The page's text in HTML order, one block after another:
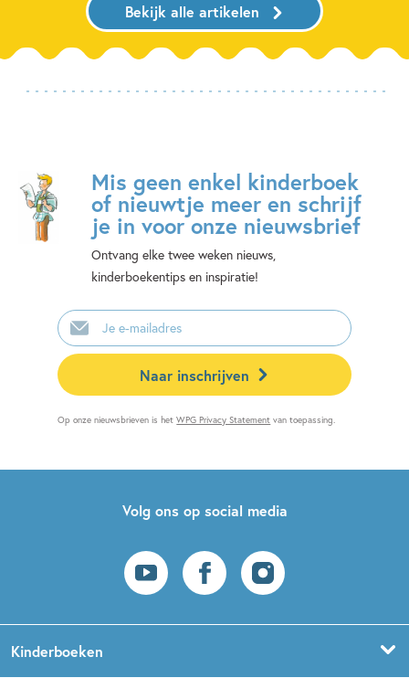
Bekijk alle artikelen
Mis geen enkel kinderboek
of nieuwtje meer en schrijf
je in voor onze nieuwsbrief
Ontvang elke twee weken nieuws,
kinderboekentips en inspiratie!
E-
mailadres
Naar inschrijven
Op onze nieuwsbrieven is hetWPG Privacy Statement van toepassing.
Volg ons op social media
Kinderboeken